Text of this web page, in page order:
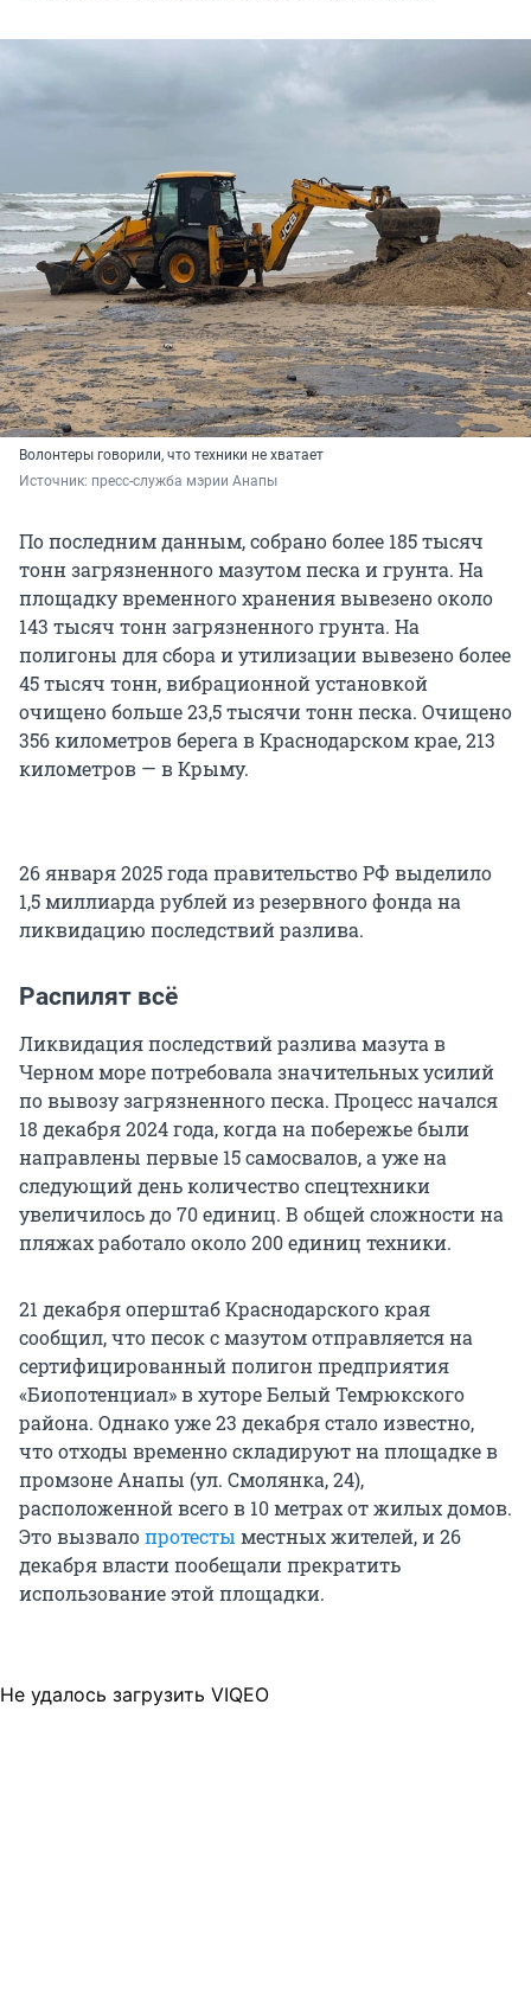
Волонтеры говорили, что техники не хватает
Источник: пресс-служба мэрии Анапы
По последним данным, собрано более 185 тысяч
тонн загрязненного мазутом песка и грунта. На
площадку временного хранения вывезено около
143 тысяч тонн загрязненного грунта. На
полигоны для сбора и утилизации вывезено более
45 тысяч тонн, вибрационной установкой
очищено больше 23,5 тысячи тонн песка. Очищено
356 километров берега в Краснодарском крае, 213
километров — в Крыму.
26 января 2025 года правительство РФ выделило
1,5 миллиарда рублей из резервного фонда на
ликвидацию последствий разлива.
Распилят всё
Ликвидация последствий разлива мазута в
Черном море потребовала значительных усилий
по вывозу загрязненного песка. Процесс начался
18 декабря 2024 года, когда на побережье были
направлены первые 15 самосвалов, а уже на
следующий день количество спецтехники
увеличилось до 70 единиц. В общей сложности на
пляжах работало около 200 единиц техники.
21 декабря оперштаб Краснодарского края
сообщил, что песок с мазутом отправляется на
сертифицированный полигон предприятия
«Биопотенциал» в хуторе Белый Темрюкского
района. Однако уже 23 декабря стало известно,
что отходы временно складируют на площадке в
промзоне Анапы (ул. Смолянка, 24),
расположенной всего в 10 метрах от жилых домов.
Это вызвалопротесты местных жителей, и 26
декабря власти пообещали прекратить
использование этой площадки.
Не удалось загрузить VIQEO